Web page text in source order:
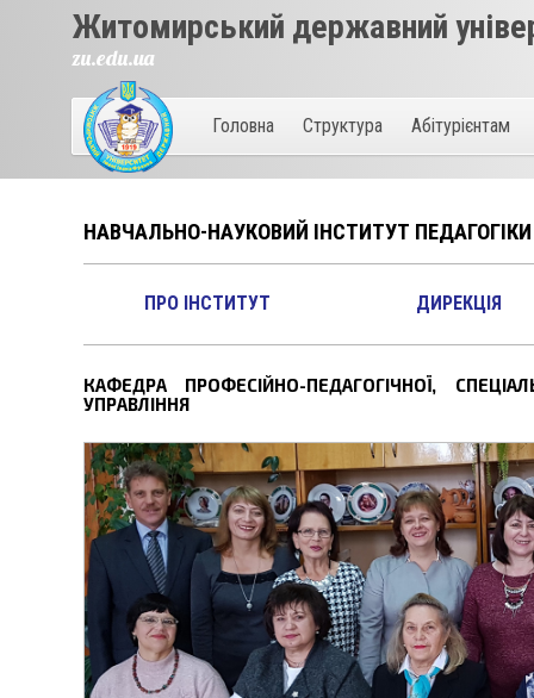
Житомирський державний
zu.edu.ua
Головна Структура Абітурієнтам
НАВЧАЛЬНО-НАУКОВИЙ ІНСТИТУТ ПЕДАГОГІКИ
ПРО ІНСТИТУТ ДИРЕКЦІЯ
КАФЕДРA ПРОФЕСІЙНО-ПЕДАГОГІЧНОЇ,
УПРАВЛІННЯ